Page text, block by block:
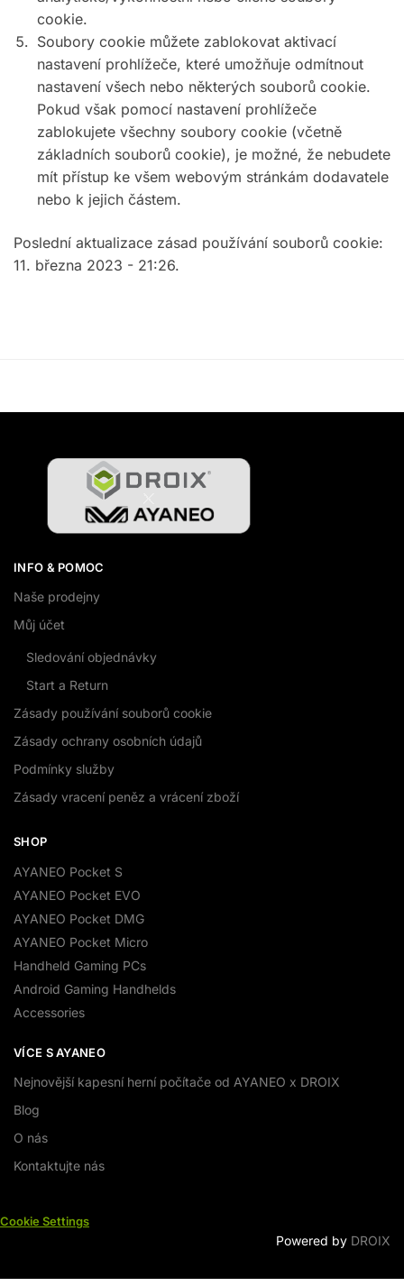
cookie.
Soubory cookie můžete zablokovat aktivací
nastavení prohlížeče, které umožňuje odmítnout
nastavení všech nebo některých souborů cookie.
Pokud však pomocí nastavení prohlížeče
zablokujete všechny soubory cookie (včetně
základních souborů cookie), je možné, že nebudete
mít přístup ke všem webovým stránkám dodavatele
nebo k jejich částem.
Poslední aktualizace zásad používání souborů cookie:
11. března 2023 - 21:26.
INFO & POMOC
Naše prodejny
Můj účet
Sledování objednávky
Start a Return
Zásady používání souborů cookie
Zásady ochrany osobních údajů
Podmínky služby
Zásady vracení peněz a vrácení zboží
SHOP
AYANEO Pocket S
AYANEO Pocket EVO
AYANEO Pocket DMG
AYANEO Pocket Micro
Handheld Gaming PCs
Android Gaming Handhelds
Accessories
VÍCE S AYANEO
Nejnovější kapesní herní počítače od AYANEO x DROIX
Blog
O nás
Kontaktujte nás
Cookie Settings
Powered by DROIX